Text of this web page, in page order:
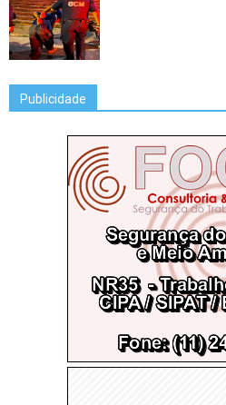
Publicidade